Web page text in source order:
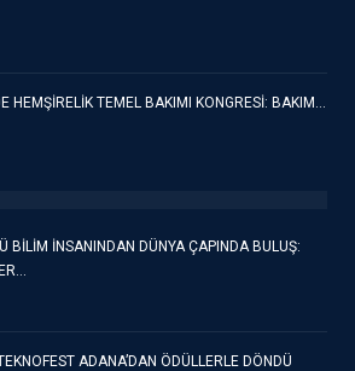
HEMŞİRELİK TEMEL BAKIMI KONGRESİ: BAKIM…
BİLİM İNSANINDAN DÜNYA ÇAPINDA BULUŞ:
ADANA’DAN ÖDÜLLERLE DÖNDÜ